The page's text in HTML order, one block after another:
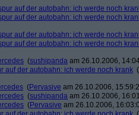
auf der autobahn: ich werde noch
auf der autobahn: ich werde noch
auf der autobahn: ich werde noch
auf der autobahn: ich werde noch
(sushipanda am 26.10.2006,
auf der autobahn: ich werde noch krank (
(Pervasive am 26.10.2006,
(sushipanda am 26.10.2006,
(Pervasive am 26.10.2006,